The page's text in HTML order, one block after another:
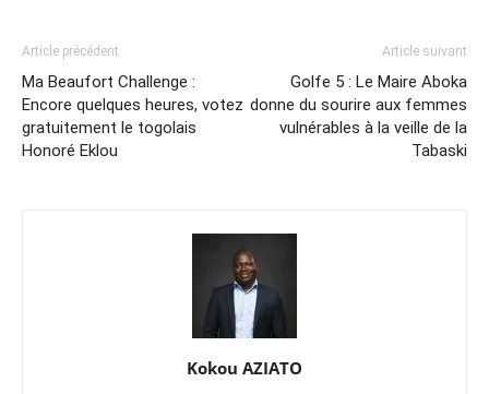
Article précédent
Ma Beaufort Challenge :
Encore quelques heures, votez
gratuitement le togolais
Honoré Eklou
Article suivant
Golfe 5 : Le Maire Aboka
donne du sourire aux femmes
vulnérables à la veille de la
Tabaski
Kokou AZIATO